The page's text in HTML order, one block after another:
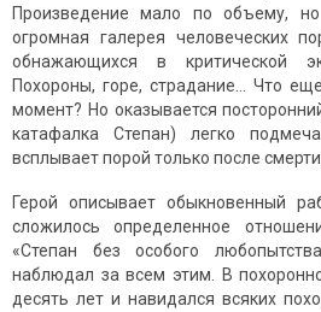
Произведение мало по объему,
огромная галерея человеческих
обнажающихся в критической
Похороны, горе, страдание… Что
момент? Но оказывается
катафалка Степан) легко
всплывает порой только после
Герой описывает обыкновенный
сложилось определенное
«Степан без особого
наблюдал за всем этим. В
десять лет и навидался всяких